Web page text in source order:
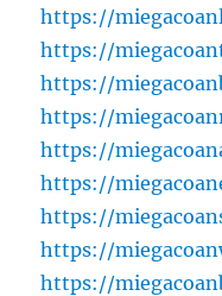
https://
https://
https://
https://
https://
https://
https://
https://
https://